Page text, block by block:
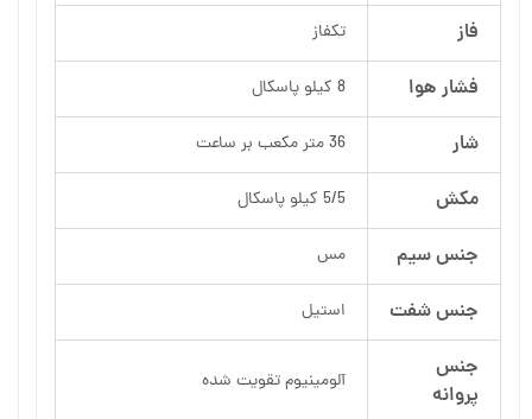
فاز تکفاز
فشار هوا 8 کیلو پاسکال
شار 36 متر مکعب بر ساعت
مکش 5/5 کیلو پاسکال
جنس سیم مس
جنس شفت استیل
جنس
پروانه
آلومینیوم تقویت شده